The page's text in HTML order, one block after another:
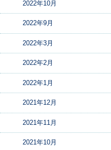
2022年10月
2022年9月
2022年3月
2022年2月
2022年1月
2021年12月
2021年11月
2021年10月